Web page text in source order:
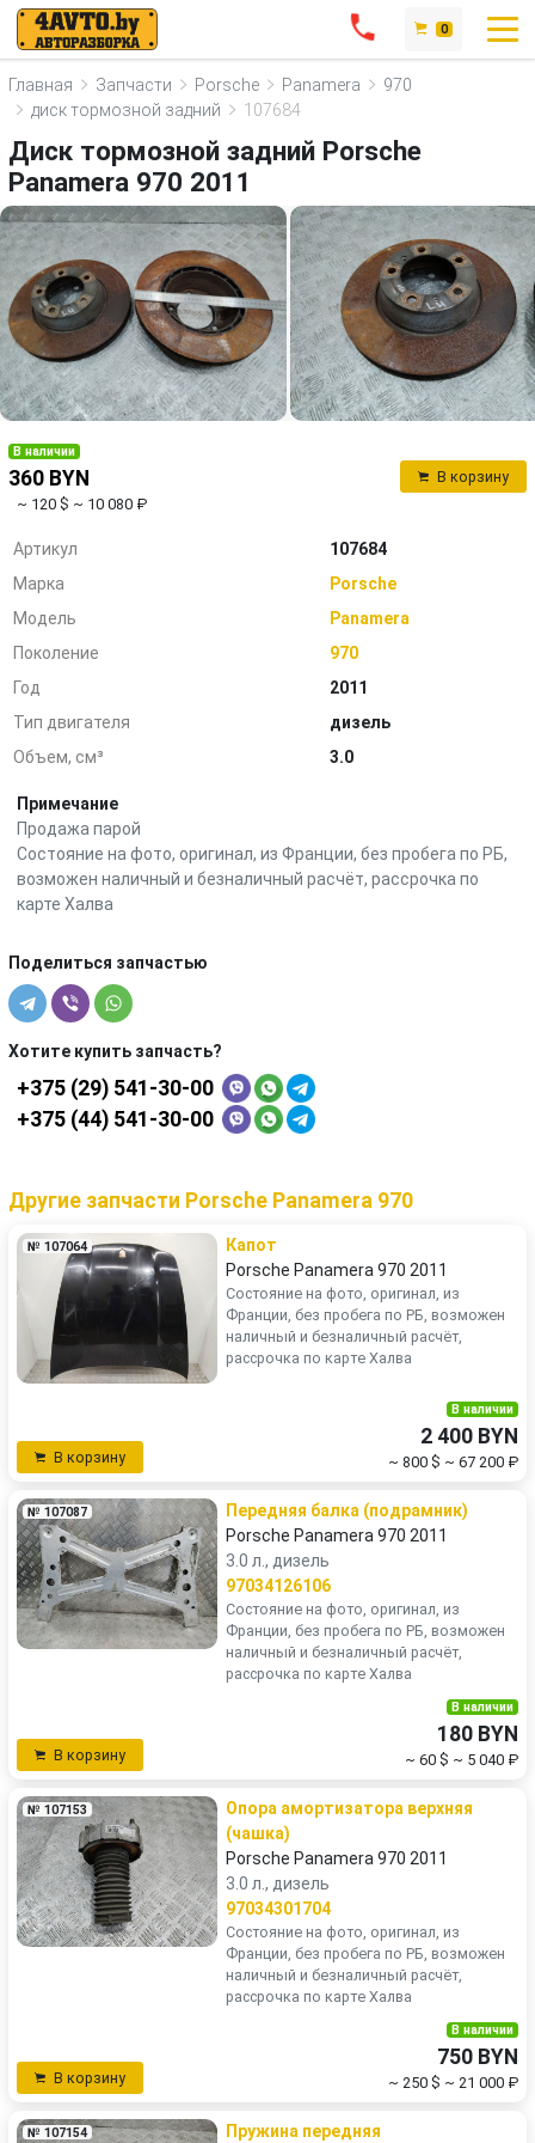
0
Главная Запчасти Porsche Panamera
970
диск тормозной задний
107684
Диск тормозной задний Porsche
Panamera 970 2011
В наличии
360 BYN
~ 120 $ ~ 10 080 ₽
В корзину
Артикул
107684
Марка
Porsche
Модель
Panamera
Поколение
970
Год
2011
Тип двигателя
дизель
Объем, см³
3.0
Примечание
Продажа парой
Состояние на фото, оригинал, из Франции, без пробега по РБ,
возможен наличный и безналичный расчёт, рассрочка по
карте Халва
Поделиться запчастью
Хотите купить запчасть?
+375 (29) 541-30-00
+375 (44) 541-30-00
Другие запчасти Porsche Panamera 970
№ 107064
Капот
Porsche Panamera 970 2011
Состояние на фото, оригинал, из
Франции, без пробега по РБ, возможен
наличный и безналичный расчёт,
рассрочка по карте Халва
В корзину
В наличии
2 400 BYN
~ 800 $ ~ 67 200 ₽
№ 107087
Передняя балка (подрамник)
Porsche Panamera 970 2011
3.0 л., дизель
97034126106
Состояние на фото, оригинал, из
Франции, без пробега по РБ, возможен
наличный и безналичный расчёт,
рассрочка по карте Халва
В корзину
В наличии
180 BYN
~ 60 $ ~ 5 040 ₽
№ 107153
Опора амортизатора верхняя
(чашка)
Porsche Panamera 970 2011
3.0 л., дизель
97034301704
Состояние на фото, оригинал, из
Франции, без пробега по РБ, возможен
наличный и безналичный расчёт,
рассрочка по карте Халва
В корзину
В наличии
750 BYN
~ 250 $ ~ 21 000 ₽
№ 107154 Пружина передняя